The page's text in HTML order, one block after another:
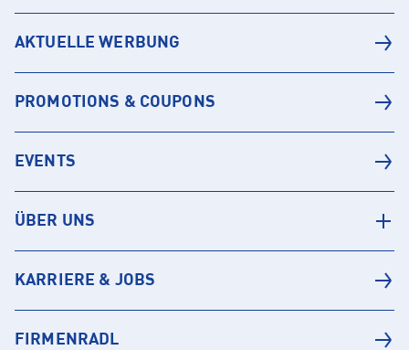
AKTUELLE WERBUNG
PROMOTIONS & COUPONS
EVENTS
ÜBER UNS
KARRIERE & JOBS
FIRMENRADL